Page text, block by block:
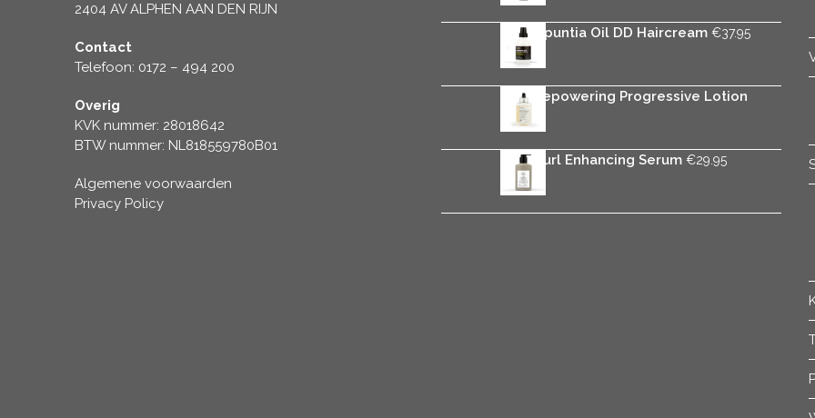
2404 AV ALPHEN AAN DEN RIJN
Contact
Telefoon: 0172 – 494 200
Overig
KVK nummer: 28018642
BTW nummer: NL818559780B01
Algemene voorwaarden
Privacy Policy
Rica Opuntia Oil DD Haircream €37.95
Rica Repowering Progressive Lotion
34.95
Rica Curl Enhancing Serum €29.95